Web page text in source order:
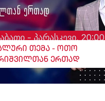
- პარასკევი, 20:00
თემა - ოთო
ერთად